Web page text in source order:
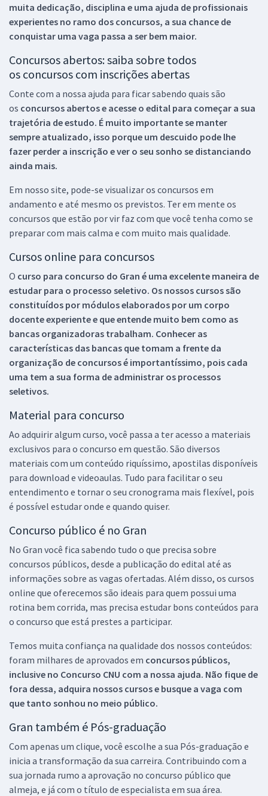
muita dedicação, disciplina e uma ajuda de profissionais
experientes no ramo dos concursos, a sua chance de
conquistar uma vaga passa a ser bem maior.
Concursos abertos: saiba sobre todos
os concursos com inscrições abertas
Conte com a nossa ajuda para ficar sabendo quais são
os concursos abertos e acesse o edital para começar a sua
trajetória de estudo. É muito importante se manter
sempre atualizado, isso porque um descuido pode lhe
fazer perder a inscrição e ver o seu sonho se distanciando
ainda mais.
Em nosso site, pode-se visualizar os concursos em
andamento e até mesmo os previstos. Ter em mente os
concursos que estão por vir faz com que você tenha como se
preparar com mais calma e com muito mais qualidade.
Cursos online para concursos
O curso para concurso do Gran é uma excelente maneira de
estudar para o processo seletivo. Os nossos cursos são
constituídos por módulos elaborados por um corpo
docente experiente e que entende muito bem como as
bancas organizadoras trabalham. Conhecer as
características das bancas que tomam a frente da
organização de concursos é importantíssimo, pois cada
uma tem a sua forma de administrar os processos
seletivos.
Material para concurso
Ao adquirir algum curso, você passa a ter acesso a materiais
exclusivos para o concurso em questão. São diversos
materiais com um conteúdo riquíssimo, apostilas disponíveis
para download e videoaulas. Tudo para facilitar o seu
entendimento e tornar o seu cronograma mais flexível, pois
é possível estudar onde e quando quiser.
Concurso público é no Gran
No Gran você fica sabendo tudo o que precisa sobre
concursos públicos, desde a publicação do edital até as
informações sobre as vagas ofertadas. Além disso, os cursos
online que oferecemos são ideais para quem possui uma
rotina bem corrida, mas precisa estudar bons conteúdos para
o concurso que está prestes a participar.
Temos muita confiança na qualidade dos nossos conteúdos:
foram milhares de aprovados em concursos públicos,
inclusive no Concurso CNU com a nossa ajuda. Não fique de
fora dessa, adquira nossos cursos e busque a vaga com
que tanto sonhou no meio público.
Gran também é Pós-graduação
Com apenas um clique, você escolhe a sua Pós-graduação e
inicia a transformação da sua carreira. Contribuindo com a
sua jornada rumo a aprovação no concurso público que
almeja, e já com o título de especialista em sua área.